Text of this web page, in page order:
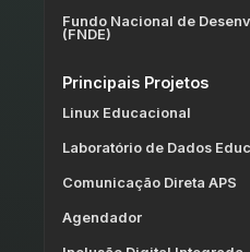
Fundo Nacional de
(FNDE)
Principais Projetos
Linux Educacional
Laboratório de Dados
Comunicação Direta APS
Agendador